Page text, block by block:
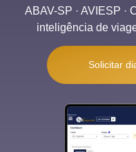
ABAV-SP · AVIESP ·
inteligência de
Solicitar